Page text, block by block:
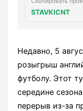
STAVKICNT
Недавно, 5
розыгрыш
футболу. Этот
середине
перерыв из-за